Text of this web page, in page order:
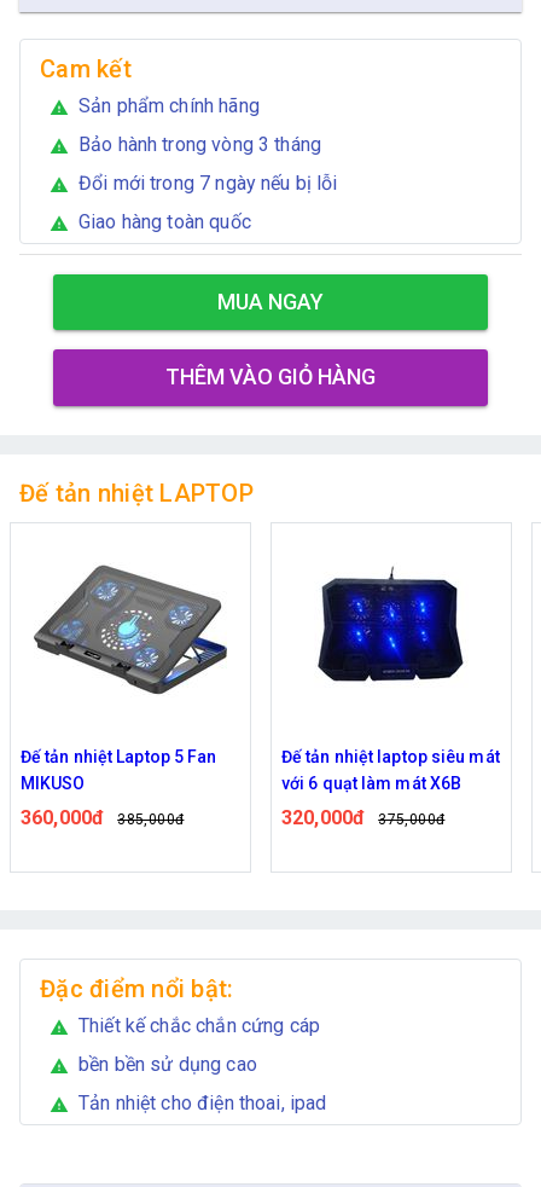
Cam kết
warning Sản phẩm chính hãng
warning Bảo hành trong vòng 3 tháng
warning Đổi mới trong 7 ngày nếu bị lỗi
warning Giao hàng toàn quốc
MUA NGAY
THÊM VÀO GIỎ HÀNG
Đế tản nhiệt LAPTOP
Đế tản nhiệt Laptop 5 Fan
MIKUSO
360,000đ 385,000đ
Đế tản nhiệt laptop siêu mát
với 6 quạt làm mát X6B
320,000đ 375,000đ
Đặc điểm nổi bật:
warning Thiết kế chắc chắn cứng cáp
warning bền bền sử dụng cao
warning Tản nhiệt cho điện thoai, ipad